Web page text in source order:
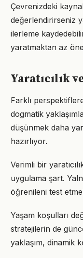
Çevrenizdeki
değerlendirirseniz
ilerleme
yaratmaktan az
Yaratıcılık
Farklı
dogmatik
düşünmek daha
hazırlıyor.
Verimli bir
uygulama şart.
öğrenileni test
Yaşam koşulları
stratejilerin de
yaklaşım, dinamik